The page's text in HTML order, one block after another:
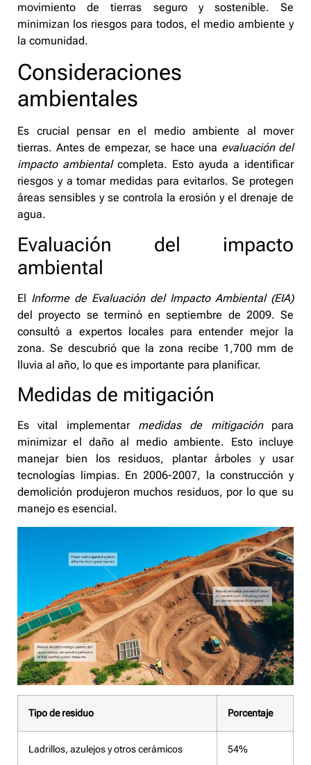
movimiento de tierras seguro y sostenible. Se
minimizan los riesgos para todos, el medio ambiente y
la comunidad.
Consideraciones
ambientales
Es crucial pensar en el medio ambiente al mover
tierras. Antes de empezar, se hace una evaluación del
impacto ambientalcompleta. Esto ayuda a identificar
riesgos y a tomar medidas para evitarlos. Se protegen
áreas sensibles y se controla la erosión y el drenaje de
agua.
Evaluación del impacto
ambiental
El Informe de Evaluación del Impacto Ambiental (EIA)
del proyecto se terminó en septiembre de 2009. Se
consultó a expertos locales para entender mejor la
zona. Se descubrió que la zona recibe 1,700 mm de
lluvia al año, lo que es importante para planificar.
Medidas de mitigación
Es vital implementar medidas de mitigaciónpara
minimizar el daño al medio ambiente. Esto incluye
manejar bien los residuos, plantar árboles y usar
tecnologías limpias. En 2006-2007, la construcción y
demolición produjeron muchos residuos, por lo que su
manejo es esencial.
Tipo de residuo Porcentaje
Ladrillos, azulejos y otros cerámicos 54%